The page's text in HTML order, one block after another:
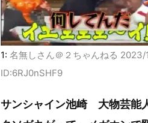
1: 名無しさん＠２ちゃんねる 2023/
ID:6RJ0nSHF9
サンシャイン池崎 大物芸能